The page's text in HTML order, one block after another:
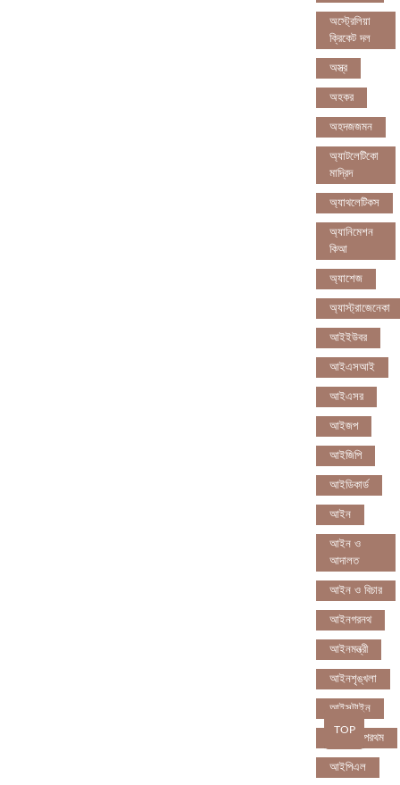
অস্ট্রেলিয়া
ক্রিকেট দল
অস্ত্র
অহকর
অহদজজমন
অ্যাটলেটিকো
মাদ্রিদ
অ্যাথলেটিকস
অ্যানিমেশন
কিআ
অ্যাশেজ
অ্যাস্ট্রাজেনেকা
আইইউবর
আইএসআই
আইএসর
আইজপ
আইজিপি
আইডিকার্ড
আইন
আইন ও
আদালত
আইন ও বিচার
আইনগরনথ
আইনমন্ত্রী
আইনশৃঙ্খলা
আইন্সটাইন
আইপডসপরথম
আইপিএল
TOP